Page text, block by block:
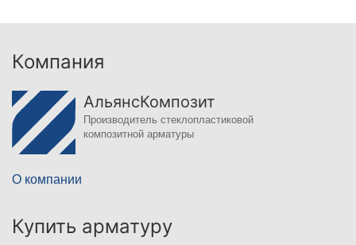
Компания
АльянсКомпозит
Производитель стеклопластиковой
композитной арматуры
О компании
Купить арматуру